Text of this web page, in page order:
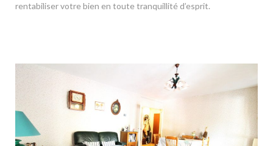
rentabiliser votre bien en toute tranquillité d’esprit.